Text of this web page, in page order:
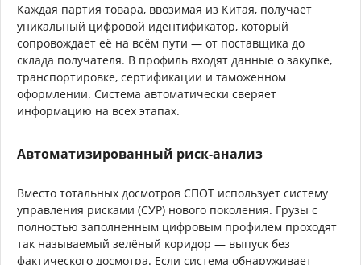
Каждая партия товара, ввозимая из Китая, получает
уникальный цифровой идентификатор, который
сопровождает её на всём пути — от поставщика до
склада получателя. В профиль входят данные о закупке,
транспортировке, сертификации и таможенном
оформлении. Система автоматически сверяет
информацию на всех этапах.
Автоматизированный риск-анализ
Вместо тотальных досмотров СПОТ использует систему
управления рисками (СУР) нового поколения. Грузы с
полностью заполненным цифровым профилем проходят
так называемый зелёный коридор — выпуск без
фактического досмотра. Если система обнаруживает